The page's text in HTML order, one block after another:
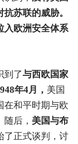
苏联的威胁。
入欧洲安全体系
到了与西欧国家
年4月， 美国
在和平时期与欧
后， 美国与布
了正式谈判，讨